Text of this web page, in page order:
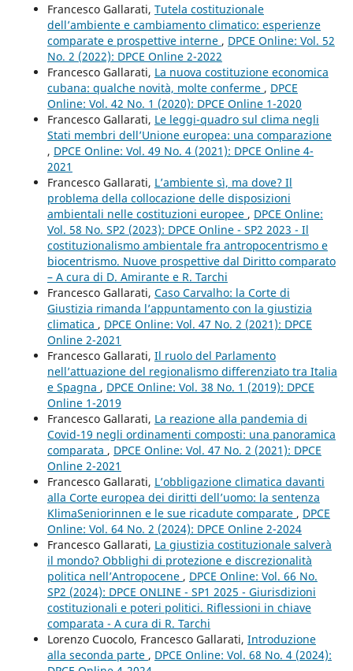
Francesco Gallarati, Tutela costituzionale
dell’ambiente e cambiamento climatico: esperienze
comparate e prospettive interne , DPCE Online: Vol. 52
No. 2 (2022): DPCE Online 2-2022
Francesco Gallarati, La nuova costituzione economica
cubana: qualche novità, molte conferme , DPCE
Online: Vol. 42 No. 1 (2020): DPCE Online 1-2020
Francesco Gallarati, Le leggi-quadro sul clima negli
Stati membri dell’Unione europea: una comparazione
, DPCE Online: Vol. 49 No. 4 (2021): DPCE Online 4-
2021
Francesco Gallarati, L’ambiente sì, ma dove? Il
problema della collocazione delle disposizioni
ambientali nelle costituzioni europee , DPCE Online:
Vol. 58 No. SP2 (2023): DPCE Online - SP2 2023 - Il
costituzionalismo ambientale fra antropocentrismo e
biocentrismo. Nuove prospettive dal Diritto comparato
– A cura di D. Amirante e R. Tarchi
Francesco Gallarati, Caso Carvalho: la Corte di
Giustizia rimanda l’appuntamento con la giustizia
climatica , DPCE Online: Vol. 47 No. 2 (2021): DPCE
Online 2-2021
Francesco Gallarati, Il ruolo del Parlamento
nell’attuazione del regionalismo differenziato tra Italia
e Spagna , DPCE Online: Vol. 38 No. 1 (2019): DPCE
Online 1-2019
Francesco Gallarati, La reazione alla pandemia di
Covid-19 negli ordinamenti composti: una panoramica
comparata , DPCE Online: Vol. 47 No. 2 (2021): DPCE
Online 2-2021
Francesco Gallarati, L’obbligazione climatica davanti
alla Corte europea dei diritti dell’uomo: la sentenza
KlimaSeniorinnen e le sue ricadute comparate , DPCE
Online: Vol. 64 No. 2 (2024): DPCE Online 2-2024
Francesco Gallarati, La giustizia costituzionale salverà
il mondo? Obblighi di protezione e discrezionalità
politica nell’Antropocene , DPCE Online: Vol. 66 No.
SP2 (2024): DPCE ONLINE - SP1 2025 - Giurisdizioni
costituzionali e poteri politici. Riflessioni in chiave
comparata - A cura di R. Tarchi
Lorenzo Cuocolo, Francesco Gallarati, Introduzione
alla seconda parte , DPCE Online: Vol. 68 No. 4 (2024):